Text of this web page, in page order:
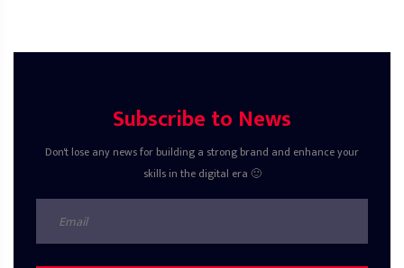
Subscribe to News
Don't lose any news for building a strong brand and enhance your
skills in the digital era 🙂